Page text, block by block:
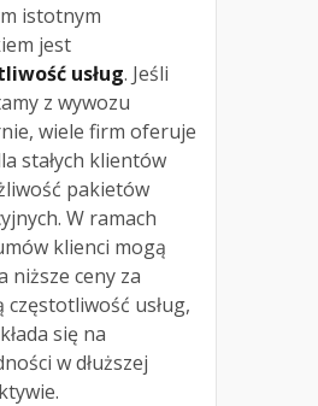
istotnym
jest
usług. Jeśli
z wywozu
wiele firm oferuje
stałych klientów
pakietów
W ramach
klienci mogą
niższe ceny za
częstotliwość usług,
się na
w dłuższej